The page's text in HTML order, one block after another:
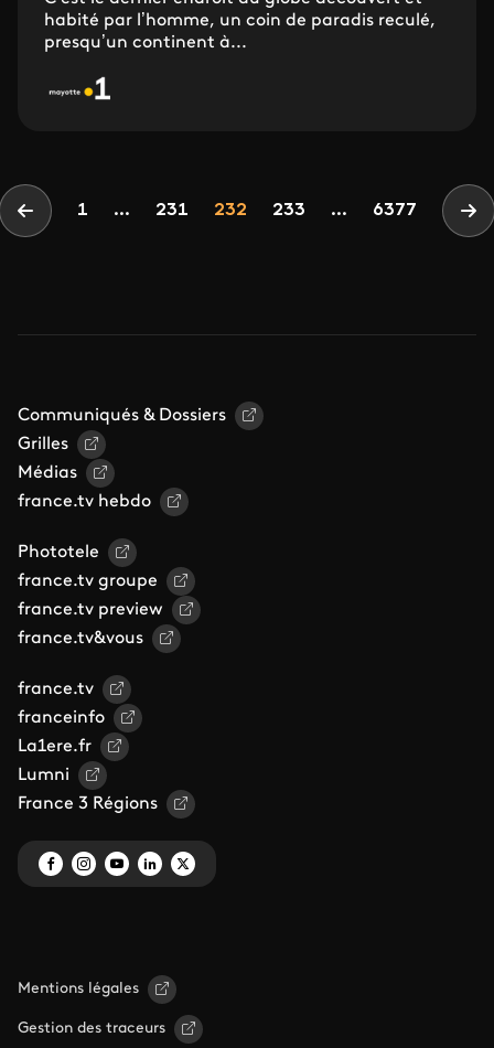
habité par l’homme, un coin de paradis reculé,
presqu’un continent à...
Pagination
Page précédente
1 ... Page
231 Page
232 Page
233 ... 6377
Communiqués & Dossiers
Grilles
Médias
france.tv hebdo
Phototele
france.tv groupe
france.tv preview
france.tv&vous
france.tv
franceinfo
La1ere.fr
Lumni
France 3 Régions
Mentions légales
Gestion des traceurs